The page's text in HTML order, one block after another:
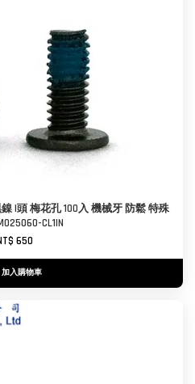
I頭 梅花孔 100入 機械牙 防鬆 特殊
CL1IN
650
加入購物車